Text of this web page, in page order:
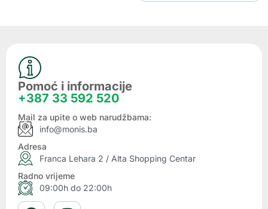
Pomoć i informacije
+387 33 592 520
Mail za upite o web narudžbama:
info@monis.ba
Adresa
Franca Lehara 2 / Alta Shopping Centar
Radno vrijeme
09:00h do 22:00h